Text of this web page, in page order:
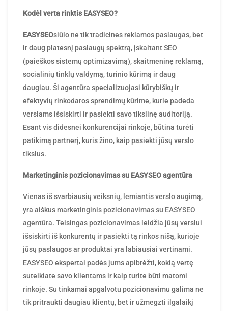
Kodėl verta rinktis EASYSEO?
EASYSEOsiūlo ne tik tradicines reklamos paslaugas, bet
ir daug platesnį paslaugų spektrą, įskaitant SEO
(paieškos sistemų optimizavimą), skaitmeninę reklamą,
socialinių tinklų valdymą, turinio kūrimą ir daug
daugiau. Ši agentūra specializuojasi kūrybiškų ir
efektyvių rinkodaros sprendimų kūrime, kurie padeda
verslams išsiskirti ir pasiekti savo tikslinę auditoriją.
Esant vis didesnei konkurencijai rinkoje, būtina turėti
patikimą partnerį, kuris žino, kaip pasiekti jūsų verslo
tikslus.
Marketinginis pozicionavimas su EASYSEO agentūra
Vienas iš svarbiausių veiksnių, lemiantis verslo augimą,
yra aiškus marketinginis pozicionavimas su EASYSEO
agentūra. Teisingas pozicionavimas leidžia jūsų verslui
išsiskirti iš konkurentų ir pasiekti tą rinkos nišą, kurioje
jūsų paslaugos ar produktai yra labiausiai vertinami.
EASYSEO ekspertai padės jums apibrėžti, kokią vertę
suteikiate savo klientams ir kaip turite būti matomi
rinkoje. Su tinkamai apgalvotu pozicionavimu galima ne
tik pritraukti daugiau klientų, bet ir užmegzti ilgalaikį